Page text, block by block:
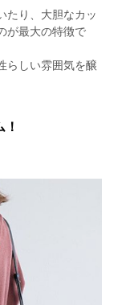
たり、大胆なカッ
が最大の特徴で
らしい雰囲気を醸